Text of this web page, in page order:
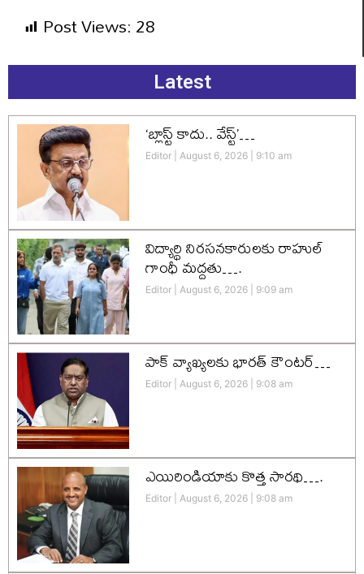
Post Views:28
Latest
‘బ్లాస్ట్ కాదు.. వేస్ట్’…
Editor August 6, 2026 9:10 am
విద్యార్థి నిరసనకారులకు రాహుల్
గాంధీ మద్దతు….
Editor August 6, 2026 9:09 am
పాక్ వ్యాఖ్యలకు భారత్ కౌంటర్…
Editor August 6, 2026 9:08 am
ఎయిరిండియాకు కొత్త సారథి….
Editor August 6, 2026 9:08 am